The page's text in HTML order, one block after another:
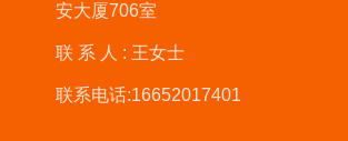
安大厦706室
联系人: 王女士
联系电话:16652017401